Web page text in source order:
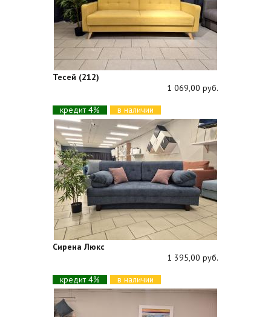
Тесей (212)
1 069,00 руб.
кредит 4%
в наличии
Сирена Люкс
1 395,00 руб.
кредит 4%
в наличии